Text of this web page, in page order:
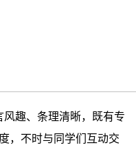
趣、条理清晰，既有专
，不时与同学们互动交